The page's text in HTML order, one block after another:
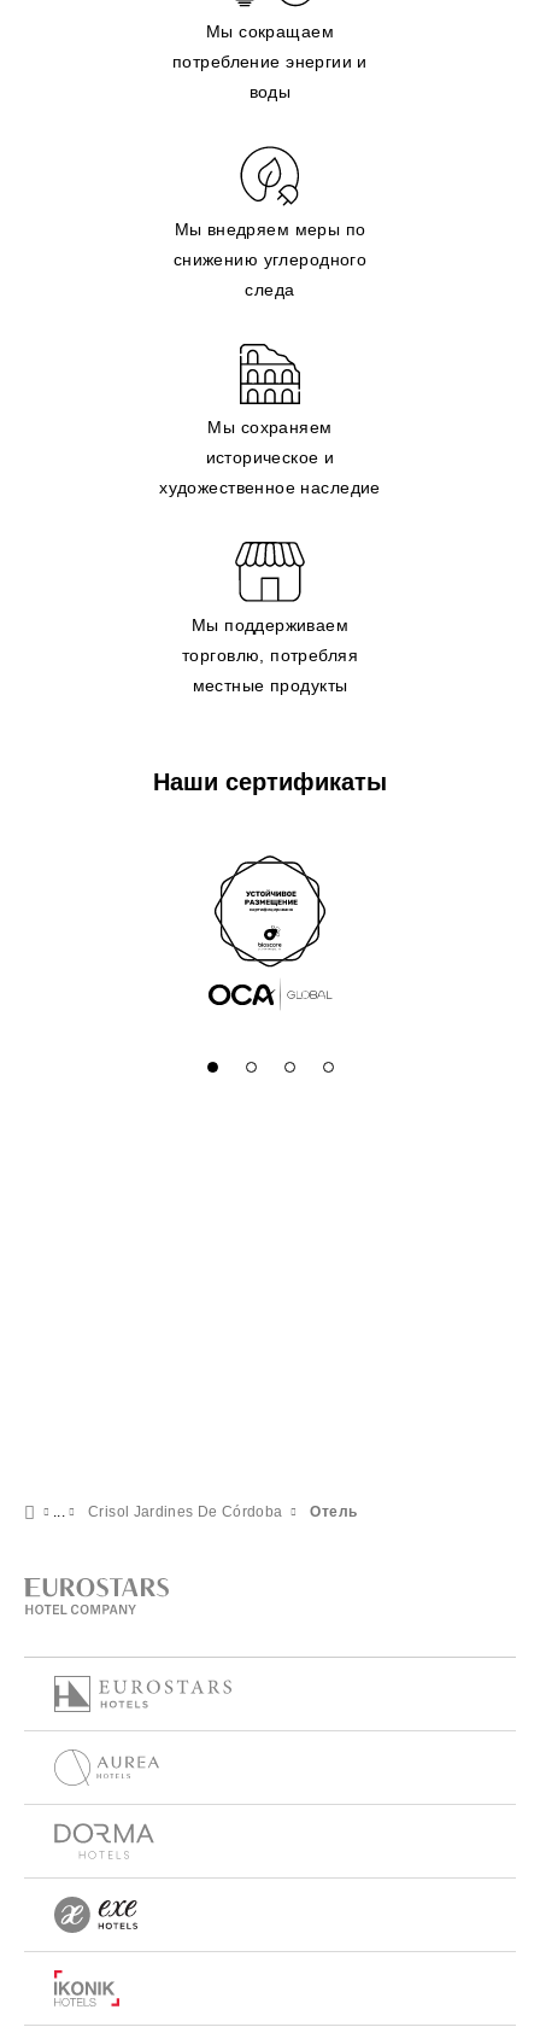
Мы сокращаем
потребление энергии и
воды
Мы внедряем меры по
снижению углеродного
следа
Мы сохраняем
историческое и
художественное наследие
Мы поддерживаем
торговлю, потребляя
местные продукты
Наши сертификаты
Crisol Jardines De Córdoba Отель